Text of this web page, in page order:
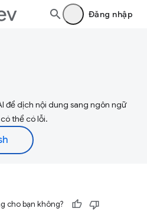
Đăng nhập
để dịch nội dung sang ngôn ngữ
thể có lỗi.
cho bạn không?